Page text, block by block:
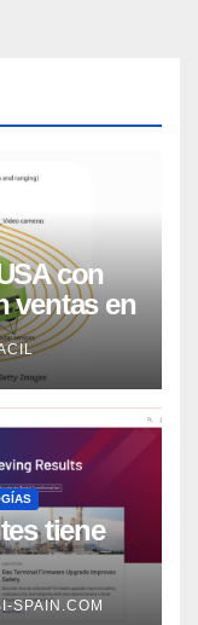
con
ventas en
tiene
Rockwell
SPAIN.COM